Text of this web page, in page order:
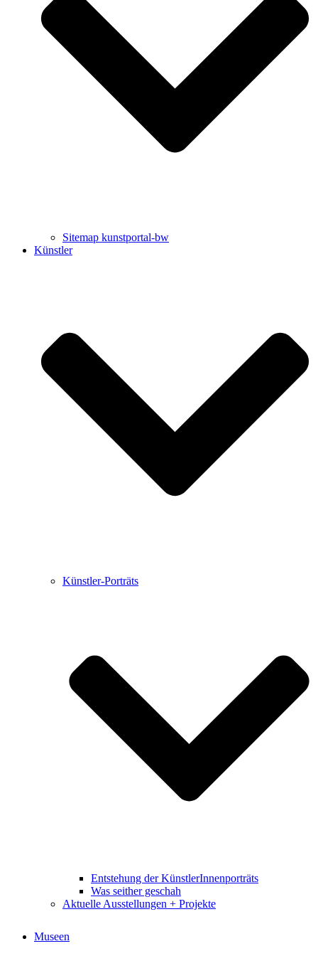
Uli Rothfuss
Harald Schwiers
Buchbesprechungen von Harald Schwiers
Haralds Streifzüge
Hörtipps von Harald Schwiers
Kunstausflüge mit Sigrid Balke
Marc Peschke – Out of The Länd
Buchtipps von Uli Rothfuss
Sitemap kunstportal-bw
Künstler
Künstler-Porträts
Entstehung der KünstlerInnenporträts
Was seither geschah
Aktuelle Ausstellungen + Projekte
Museen